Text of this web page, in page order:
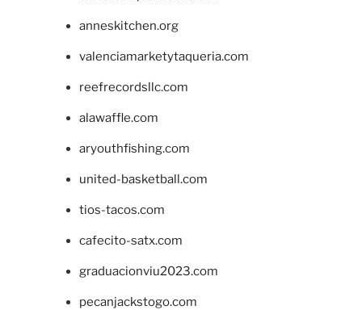
anneskitchen.org
valenciamarketytaqueria.com
reefrecordsllc.com
alawaffle.com
aryouthfishing.com
united-basketball.com
tios-tacos.com
cafecito-satx.com
graduacionviu2023.com
pecanjackstogo.com